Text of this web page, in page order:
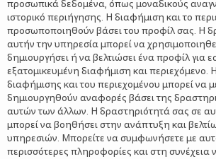
προσωπικά δεδομένα, όπως μοναδικούς
ιστορικό περιήγησης. Η διαφήμιση και το
προσωποποιηθούν βάσει του προφίλ σας. Η
αυτήν την υπηρεσία μπορεί να
δημιουργήσει ή να βελτιώσει ένα προφίλ για
εξατομικευμένη διαφήμιση και
διαφήμισης και του περιεχομένου μπορεί να
δημιουργηθούν αναφορές βάσει της
αυτών των άλλων. Η δραστηριότητά σας σε
μπορεί να βοηθήσει στην ανάπτυξη και
υπηρεσιών. Μπορείτε να συμφωνήσετε με
περισσότερες πληροφορίες και στη συνέχεια